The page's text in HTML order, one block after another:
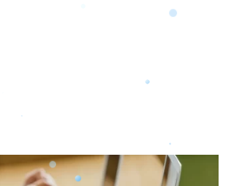
TRY (₺)